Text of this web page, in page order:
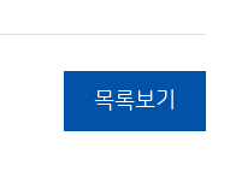
목록보기